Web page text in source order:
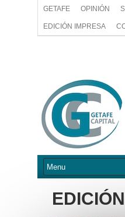
GETAFE OPINIÓN
EDICIÓN IMPRESA